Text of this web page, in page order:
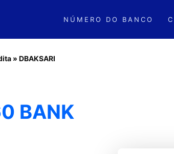
NÚMERO DO BANCO
» DBAKSARI
BANK